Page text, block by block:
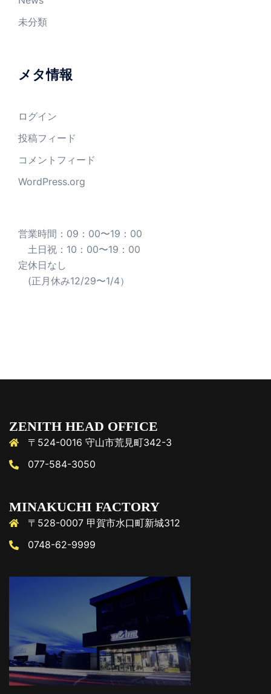
未分類
メタ情報
ログイン
投稿フィード
コメントフィード
WordPress.org
営業時間：09：00〜19：00
土日祝：10：00〜19：00
定休日なし
(正月休み12/29〜1/4）
ZENITH HEAD OFFICE
〒524-0016 守山市荒見町342-3
077-584-3050
MINAKUCHI FACTORY
〒528-0007 甲賀市水口町新城312
0748-62-9999